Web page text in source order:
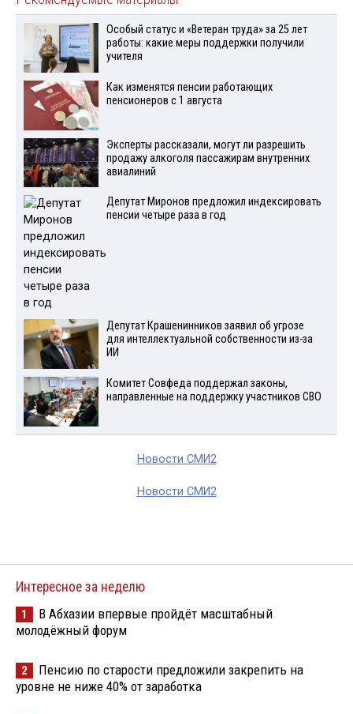
Особый статус и «Ветеран труда» за 25 лет
работы: какие меры поддержки получили
учителя
Как изменятся пенсии работающих
пенсионеров с 1 августа
Эксперты рассказали, могут ли разрешить
продажу алкоголя пассажирам внутренних
авиалиний
Депутат Миронов предложил индексировать
пенсии четыре раза в год
Депутат Крашенинников заявил об угрозе
для интеллектуальной собственности из-за
ИИ
Комитет Совфеда поддержал законы,
направленные на поддержку участников СВО
Новости СМИ2
Новости СМИ2
Интересное за неделю
1
В Абхазии впервые пройдёт масштабный
молодёжный форум
2
Пенсию по старости предложили закрепить на
уровне не ниже 40% от заработка